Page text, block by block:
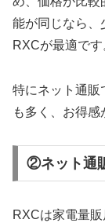
能が同じなら、
RXCが最適です
特にネット通販
も多く、お得感
②ネット通
RXCは家電量